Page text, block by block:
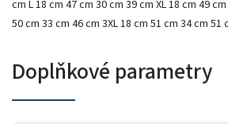
cm L 18 cm 47 cm 30 cm 39 cm XL 18 cm 49
50 cm 33 cm 46 cm 3XL 18 cm 51 cm 34 cm 51
Doplňkové parametry